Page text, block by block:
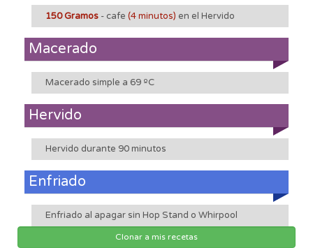
150 Gramos - cafe (4 minutos) en el Hervido
Macerado
Macerado simple a 69 ºC
Hervido
Hervido durante 90 minutos
Enfriado
Enfriado al apagar sin Hop Stand o Whirpool
Clonar a mis recetas